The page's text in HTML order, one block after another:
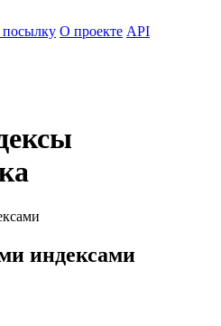
посылку О проекте API
индексами